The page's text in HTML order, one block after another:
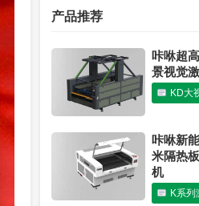
感恩有
丨咔咻
迎新春
公司
产品推荐
咔咻超
景视觉
KD大
咔咻新
米隔热
机
K系列